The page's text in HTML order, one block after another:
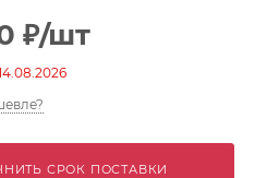
₽/шт
СРОК ПОСТАВКИ